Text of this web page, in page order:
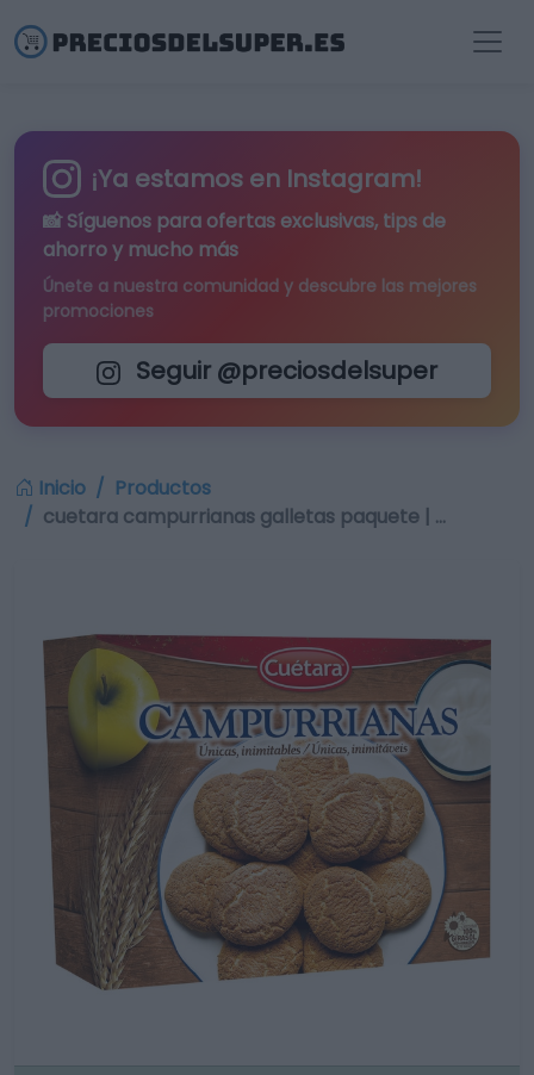
¡Ya estamos en Instagram!
📸 Síguenos para ofertas exclusivas, tips de
ahorro y mucho más
Únete a nuestra comunidad y descubre las mejores
promociones
Seguir @preciosdelsuper
Inicio
Productos
cuetara campurrianas galletas paquete | …